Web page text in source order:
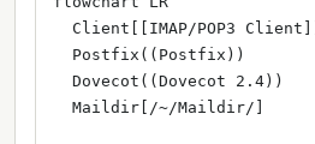
  Client[[IMAP/POP3 Client]]
  Postfix((Postfix))
  Dovecot((Dovecot 2.4))
  Maildir[/~/Maildir/]